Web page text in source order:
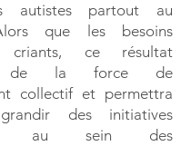
autistes partout au
que les besoins
criants, ce résultat
de la force de
collectif et permettra
des initiatives
au sein des